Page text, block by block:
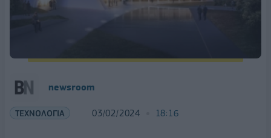
newsroom
ΤΕΧΝΟΛΟΓΙΑ 03/02/2024 18:16